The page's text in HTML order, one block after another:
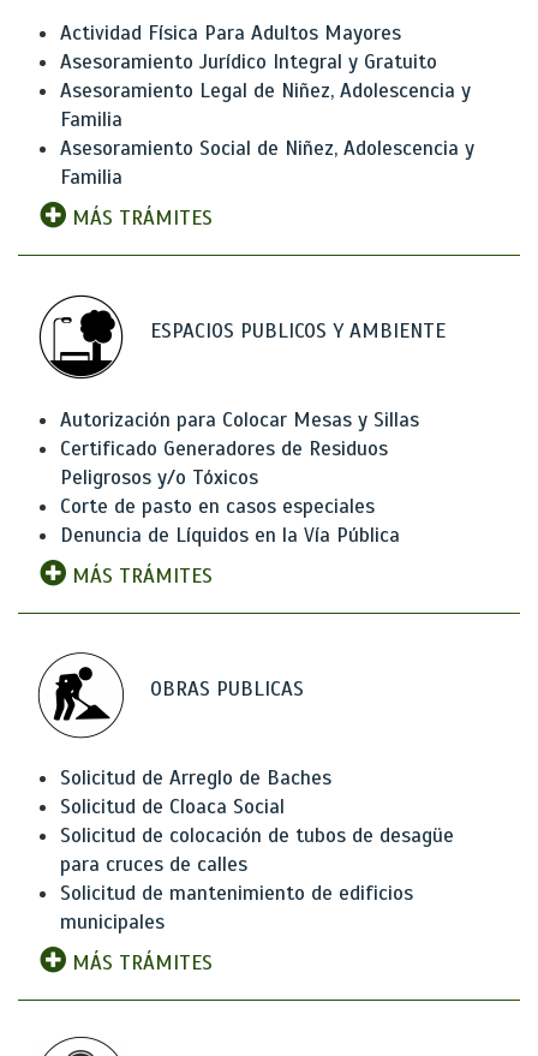
Actividad Física Para Adultos Mayores
Asesoramiento Jurídico Integral y Gratuito
Asesoramiento Legal de Niñez, Adolescencia y
Familia
Asesoramiento Social de Niñez, Adolescencia y
Familia
MÁS TRÁMITES
ESPACIOS PUBLICOS Y AMBIENTE
Autorización para Colocar Mesas y Sillas
Certificado Generadores de Residuos
Peligrosos y/o Tóxicos
Corte de pasto en casos especiales
Denuncia de Líquidos en la Vía Pública
MÁS TRÁMITES
OBRAS PUBLICAS
Solicitud de Arreglo de Baches
Solicitud de Cloaca Social
Solicitud de colocación de tubos de desagüe
para cruces de calles
Solicitud de mantenimiento de edificios
municipales
MÁS TRÁMITES